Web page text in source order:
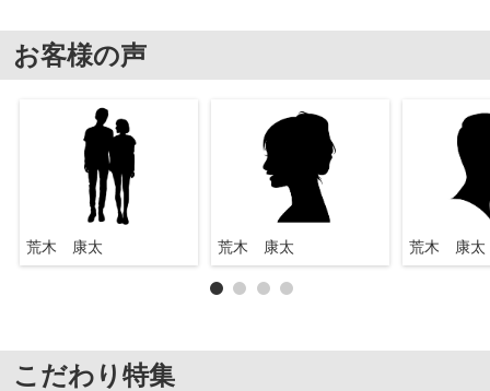
お客様の声
荒木 康太 荒木 康太 荒木 康太
こだわり特集